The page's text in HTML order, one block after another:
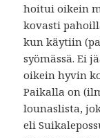
hoitui oikein
kovasti
kun käytiin
syömässä. Ei
oikein hyvin
Paikalla on
lounaslista,
eli